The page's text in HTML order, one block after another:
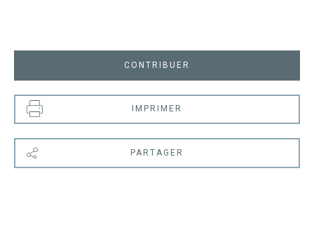
CONTRIBUER
IMPRIMER
PARTAGER